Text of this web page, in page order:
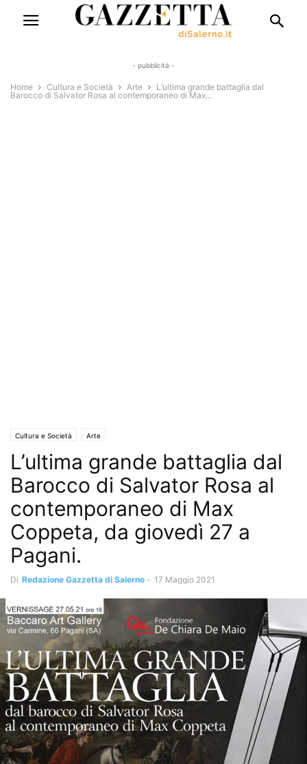
- pubblicità -
Home Cultura e Società Arte
L’ultima grande battaglia dal
Barocco di Salvator Rosa al contemporaneo di Max...
Cultura e Società Arte
L’ultima grande battaglia dal
Barocco di Salvator Rosa al
contemporaneo di Max
Coppeta, da giovedì 27 a
Pagani.
Di Redazione Gazzetta di Salerno - 17 Maggio 2021